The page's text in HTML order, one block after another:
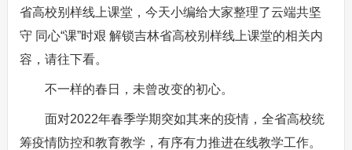
省高校别样线上课堂，今天小编给大家整理了云端共坚
守 同心“课”时艰 解锁吉林省高校别样线上课堂的相关内
容，请往下看。
不一样的春日，未曾改变的初心。
面对2022年春季学期突如其来的疫情，全省高校统
筹疫情防控和教育教学，有序有力推进在线教学工作。